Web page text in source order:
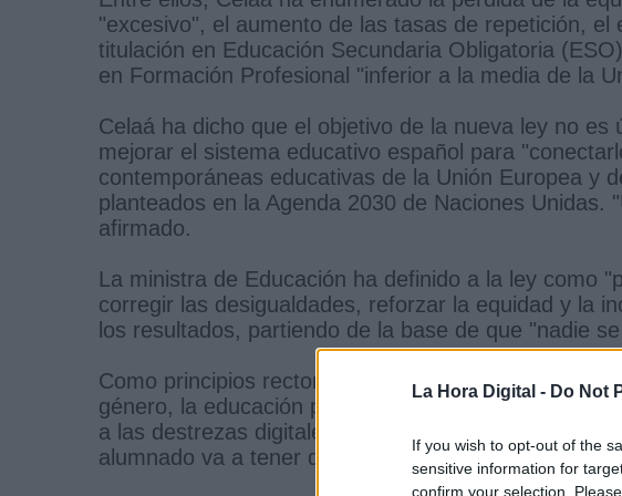
La Hora Digital - Do Not
If you wish to opt-out of the
sensitive information for
confirm your selection.
"excesivo", el aumento de las tasas de repetición, el
titulación en Educación Secundaria Obligatoria
en Formación Profesional "inferior a la media de la
Celaá ha dicho que el objetivo de la nueva ley no
mejorar el sistema educativo español para
contemporáneas educativas de la Unión Europea y
planteados en la Agenda 2030 de Naciones Unidas.
afirmado.
La ministra de Educación ha definido a la ley como
corregir las desigualdades, reforzar la equidad y la
los resultados, partiendo de la base de que "nadie
Como principios rectores transversales, la ministra
género, la educación para un desarrollo sostenible,
a las destrezas digitales. "Ya no son nuevas
alumnado va a tener que trabajar durante su vida",